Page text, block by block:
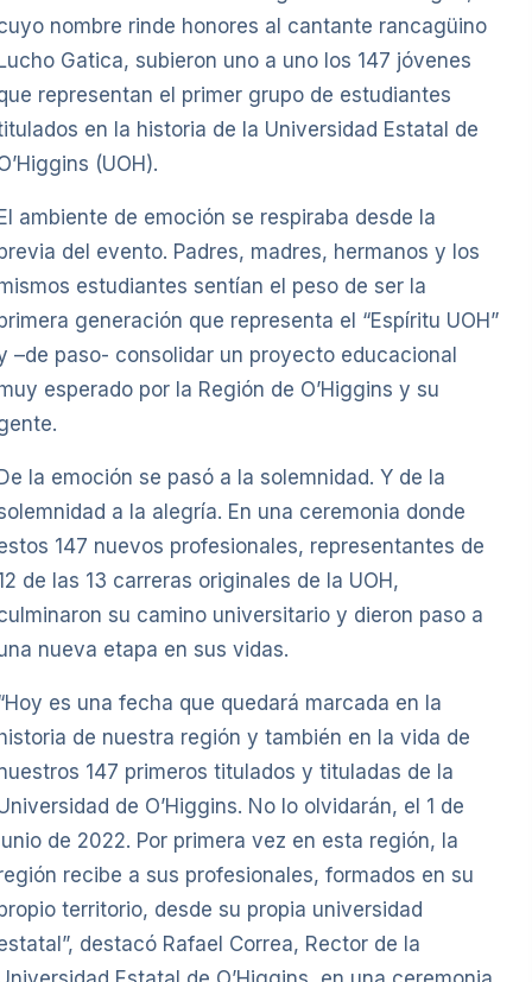
nombre rinde honores al cantante rancagüino
Gatica, subieron uno a uno los 147 jóvenes
representan el primer grupo de estudiantes
en la historia de la Universidad Estatal de
(UOH).
ambiente de emoción se respiraba desde la
del evento. Padres, madres, hermanos y los
estudiantes sentían el peso de ser la
generación que representa el “Espíritu UOH”
–de paso- consolidar un proyecto educacional
esperado por la Región de O’Higgins y su
la emoción se pasó a la solemnidad. Y de la
a la alegría. En una ceremonia donde
147 nuevos profesionales, representantes de
de las 13 carreras originales de la UOH,
su camino universitario y dieron paso a
nueva etapa en sus vidas.
es una fecha que quedará marcada en la
de nuestra región y también en la vida de
147 primeros titulados y tituladas de la
de O’Higgins. No lo olvidarán, el 1 de
de 2022. Por primera vez en esta región, la
recibe a sus profesionales, formados en su
territorio, desde su propia universidad
destacó Rafael Correa, Rector de la